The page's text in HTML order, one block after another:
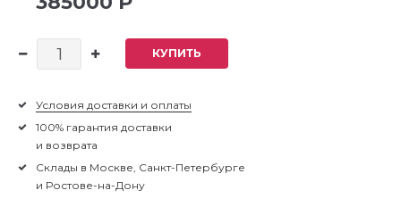
КУПИТЬ
Условия доставки и оплаты
100% гарантия доставки
и возврата
Склады в Москве, Санкт-Петербурге
и Ростове-на-Дону